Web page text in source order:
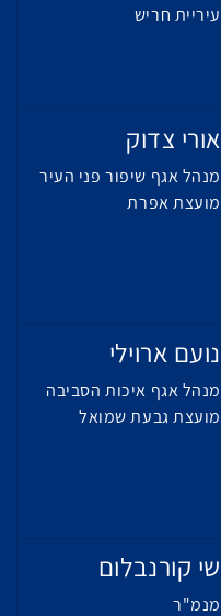
עיריית חריש
אורי צדוק
מנהל אגף שיפור פני העיר
מועצת אפרת
נועם ארוילי
מנהל אגף איכות הסביבה
מועצת גבעת שמואל
שי קורנבלום
מנמ"ר